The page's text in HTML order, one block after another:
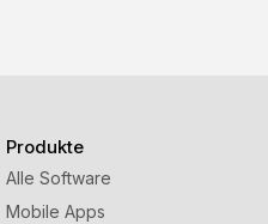
Produkte
Alle Software
Mobile Apps